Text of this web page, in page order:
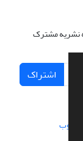
نشریه مشترک
اشتراک
سیناوب